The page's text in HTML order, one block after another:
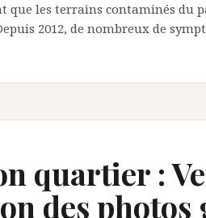
que les terrains contaminés du
2012, de nombreux de
quartier :
des photos